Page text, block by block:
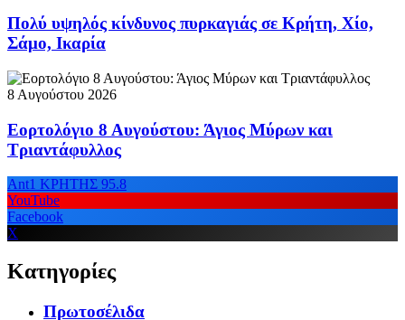
Πολύ υψηλός κίνδυνος πυρκαγιάς σε Κρήτη, Χίο,
Σάμο, Ικαρία
8 Αυγούστου 2026
Εορτολόγιο 8 Αυγούστου: Άγιος Μύρων και
Τριαντάφυλλος
Ant1 ΚΡΗΤΗΣ 95.8
YouTube
Facebook
X
Κατηγορίες
Πρωτοσέλιδα